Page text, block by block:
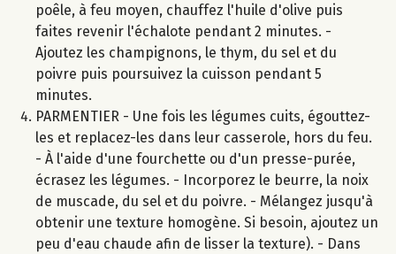
poêle, à feu moyen, chauffez l'huile d'olive puis
faites revenir l'échalote pendant 2 minutes. -
Ajoutez les champignons, le thym, du sel et du
poivre puis poursuivez la cuisson pendant 5
minutes.
PARMENTIER - Une fois les légumes cuits, égouttez-
les et replacez-les dans leur casserole, hors du feu.
- À l'aide d'une fourchette ou d'un presse-purée,
écrasez les légumes. - Incorporez le beurre, la noix
de muscade, du sel et du poivre. - Mélangez jusqu'à
obtenir une texture homogène. Si besoin, ajoutez un
peu d'eau chaude afin de lisser la texture). - Dans